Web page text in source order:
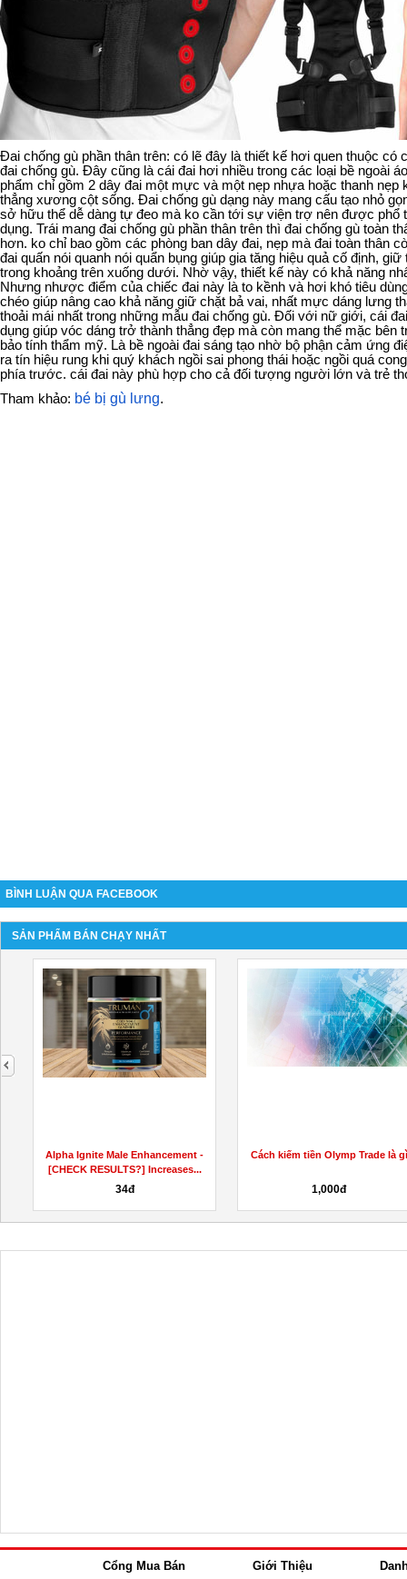
Đai chống gù phần thân trên: có lẽ đây là thiết kế hơi quen thuộc có
đai chống gù. Đây cũng là cái đai hơi nhiều trong các loại bề ngoài
phẩm chỉ gồm 2 dây đai một mực và một nẹp nhựa hoặc thanh nẹp
thẳng xương cột sống. Đai chống gù dạng này mang cấu tạo nhỏ
sở hữu thể dễ dàng tự đeo mà ko cần tới sự viện trợ nên được phổ
dụng. Trái mang đai chống gù phần thân trên thì đai chống gù toàn
hơn. ko chỉ bao gồm các phòng ban dây đai, nẹp mà đai toàn thân
đai quấn nói quanh nói quẩn bụng giúp gia tăng hiệu quả cố định,
trong khoảng trên xuống dưới. Nhờ vậy, thiết kế này có khả năng
Nhưng nhược điểm của chiếc đai này là to kềnh và hơi khó tiêu
chéo giúp nâng cao khả năng giữ chặt bả vai, nhất mực dáng lưng
thoải mái nhất trong những mẫu đai chống gù. Đối với nữ giới, cái
dụng giúp vóc dáng trở thành thẳng đẹp mà còn mang thể mặc bên
bảo tính thẩm mỹ. Là bề ngoài đai sáng tạo nhờ bộ phận cảm ứng
ra tín hiệu rung khi quý khách ngồi sai phong thái hoặc ngồi quá
phía trước. cái đai này phù hợp cho cả đối tượng người lớn và trẻ
Tham khảo: bé bị gù lưng.
BÌNH LUẬN QUA FACEBOOK
SẢN PHẨM BÁN CHẠY NHẤT
Alpha Ignite Male Enhancement -
[CHECK RESULTS?] Increases...
34đ
Cách kiếm tiền Olymp Trade là gì
1,000đ
next
Cổng Mua Bán Giới Thiệu